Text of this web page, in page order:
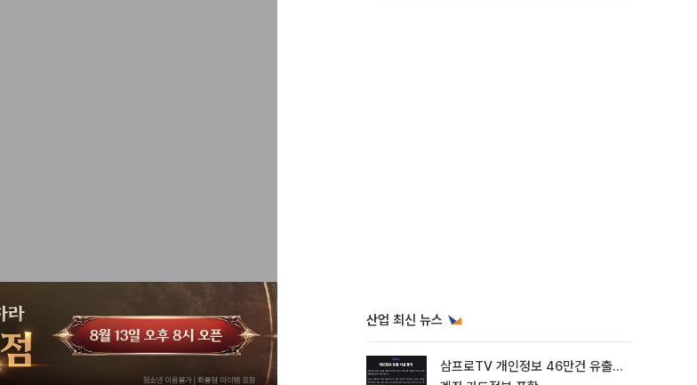
산업 최신 뉴스
삼프로TV 개인정보 46만건 유출…